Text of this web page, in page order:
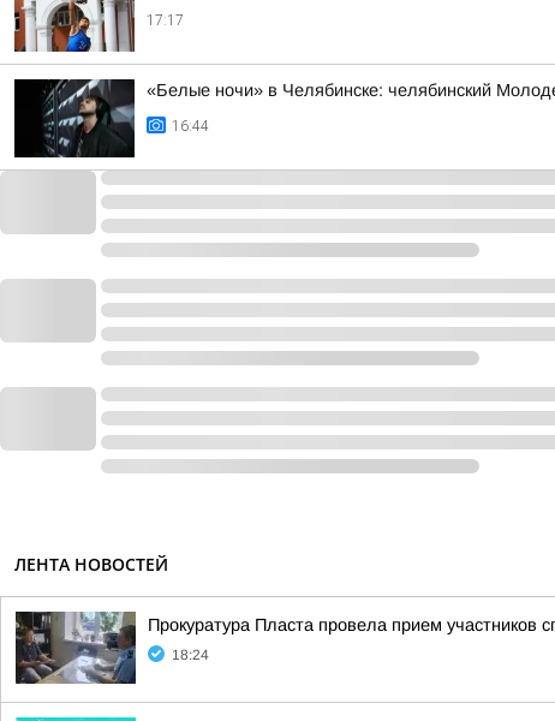
17:17
«Белые ночи» в Челябинске: челябинский
16:44
ЛЕНТА НОВОСТЕЙ
Прокуратура Пласта провела прием участников
18:24